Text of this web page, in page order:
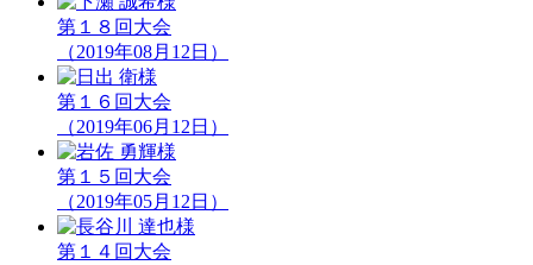
第１８回大会
（2019年08月12日）
第１６回大会
（2019年06月12日）
第１５回大会
（2019年05月12日）
第１４回大会